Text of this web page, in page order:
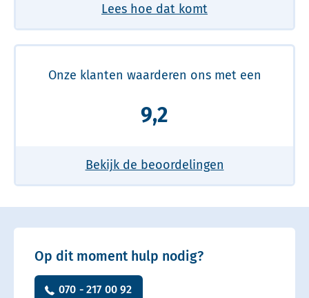
Lees hoe dat komt
Onze klanten waarderen ons met een
9,2
Bekijk de beoordelingen
Op dit moment hulp nodig?
070 - 217 00 92